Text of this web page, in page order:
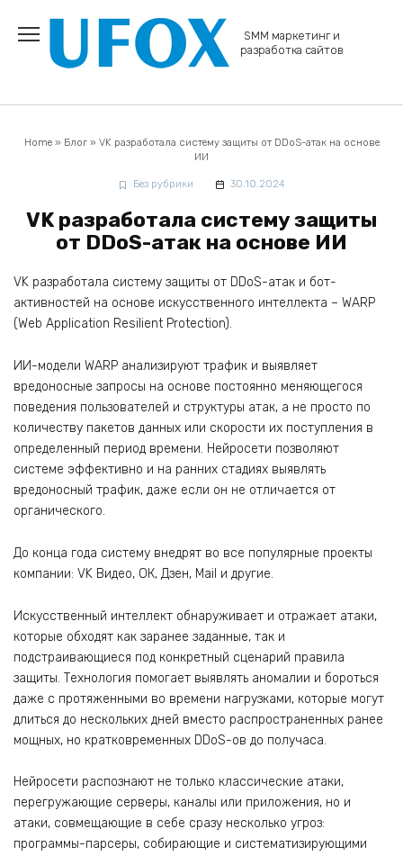
содержанию
SMM маркетинг и
разработка сайтов
Home» Блог» VK разработала систему защиты от DDoS-атак на основе
ИИ
Без рубрики 30.10.2024
VK разработала систему защиты
от DDoS-атак на основе ИИ
VK разработала систему защиты от DDoS-атак и бот-
активностей на основе искусственного интеллекта – WARP
(Web Application Resilient Protection).
ИИ-модели WARP анализируют трафик и выявляет
вредоносные запросы на основе постоянно меняющегося
поведения пользователей и структуры атак, а не просто по
количеству пакетов данных или скорости их поступления в
определенный период времени. Нейросети позволяют
системе эффективно и на ранних стадиях выявлять
вредоносный трафик, даже если он не отличается от
органического.
До конца года систему внедрят во все популярные проекты
компании: VK Видео, ОК, Дзен, Mail и другие.
Искусственный интеллект обнаруживает и отражает атаки,
которые обходят как заранее заданные, так и
подстраивающиеся под конкретный сценарий правила
защиты. Технология помогает выявлять аномалии и бороться
даже с протяженными во времени нагрузками, которые могут
длиться до нескольких дней вместо распространенных ранее
мощных, но кратковременных DDoS-ов до получаса.
Нейросети распознают не только классические атаки,
перегружающие серверы, каналы или приложения, но и
атаки, совмещающие в себе сразу несколько угроз:
программы-парсеры, собирающие и систематизирующими